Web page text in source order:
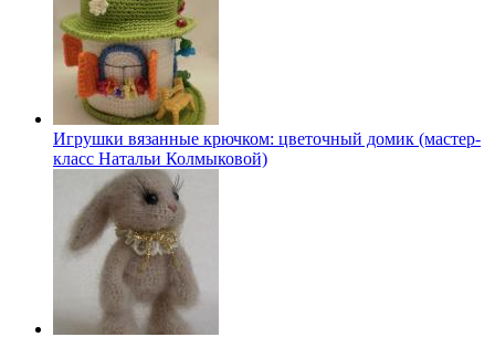
Игрушки вязанные крючком: цветочный домик (мастер-
класс Натальи Колмыковой)